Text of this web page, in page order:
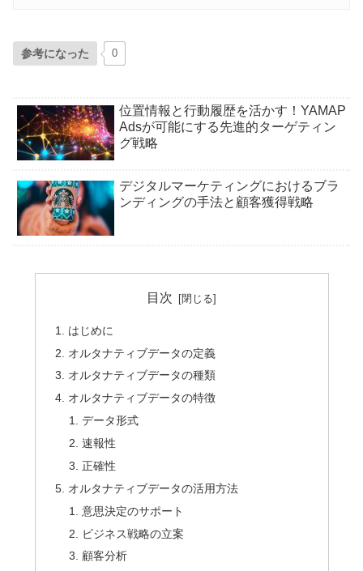
参考になった 0
位置情報と行動履歴を活かす！YAMAP
Adsが可能にする先進的ターゲティン
グ戦略
デジタルマーケティングにおけるブラ
ンディングの手法と顧客獲得戦略
目次
はじめに
オルタナティブデータの定義
オルタナティブデータの種類
オルタナティブデータの特徴
データ形式
速報性
正確性
オルタナティブデータの活用方法
意思決定のサポート
ビジネス戦略の立案
顧客分析